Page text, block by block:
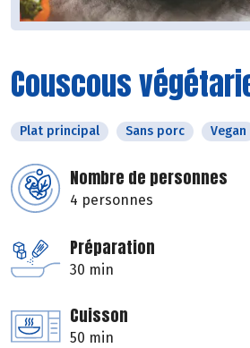
Couscous
Plat principal Sans porc Vegan
Nombre de personnes
4 personnes
Préparation
30 min
Cuisson
50 min